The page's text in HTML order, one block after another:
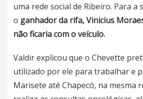
uma rede social de Ribeiro. Para a
o ganhador da rifa, Vinicius
não ficaria com o veículo.
Valdir explicou que o Chevette
utilizado por ele para trabalhar e
Marisete até Chapecó, na mesma